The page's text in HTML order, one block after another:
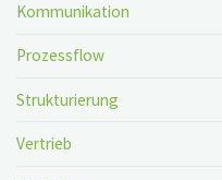
Kommunikation
Prozessflow
Strukturierung
Vertrieb